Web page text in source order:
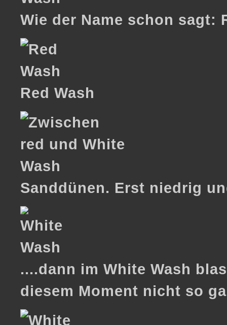
Wie der Name schon sagt:
Red Wash
Sanddünen. Erst niedrig
....dann im White Wash
diesem Moment nicht so